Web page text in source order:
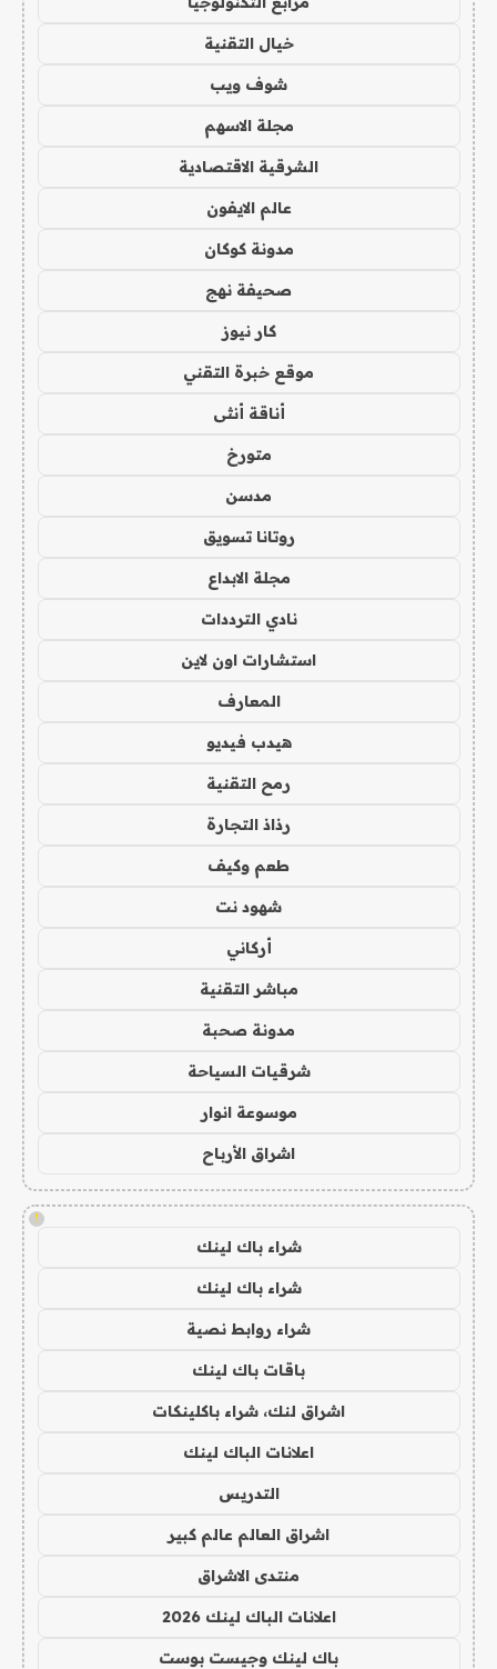
خيال التقنية
شوف ويب
مجلة الاسهم
الشرقية الاقتصادية
عالم الايفون
مدونة كوكان
صحيفة نهج
كار نيوز
موقع خبرة التقني
أناقة أنثى
متورخ
مدسن
روتانا تسويق
مجلة الابداع
نادي الترددات
استشارات اون لاين
المعارف
هيدب فيديو
رمح التقنية
رذاذ التجارة
طعم وكيف
شهود نت
أركاني
مباشر التقنية
مدونة صحبة
شرقيات السياحة
موسوعة انوار
اشراق الأرباح
!
شراء باك لينك
شراء باك لينك
شراء روابط نصية
باقات باك لينك
اشراق لنك، شراء باكلينكات
اعلانات الباك لينك
التدريس
اشراق العالم عالم كبير
منتدى الاشراق
اعلانات الباك لينك 2026
باك لينك وجيست بوست